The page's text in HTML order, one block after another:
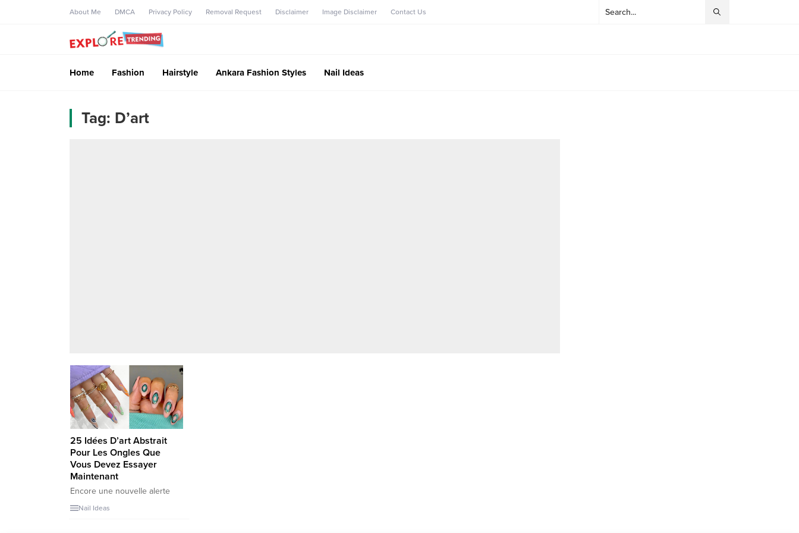
About Me DMCA Privacy Policy Removal Request Disclaimer Image Disclaimer Contact Us
Home Fashion Hairstyle Ankara Fashion Styles Nail Ideas
Tag: D’art
25 Idées D’art Abstrait
Pour Les Ongles Que
Vous Devez Essayer
Maintenant
Encore une nouvelle alerte
tendance ongles ! Vous
Nail Ideas